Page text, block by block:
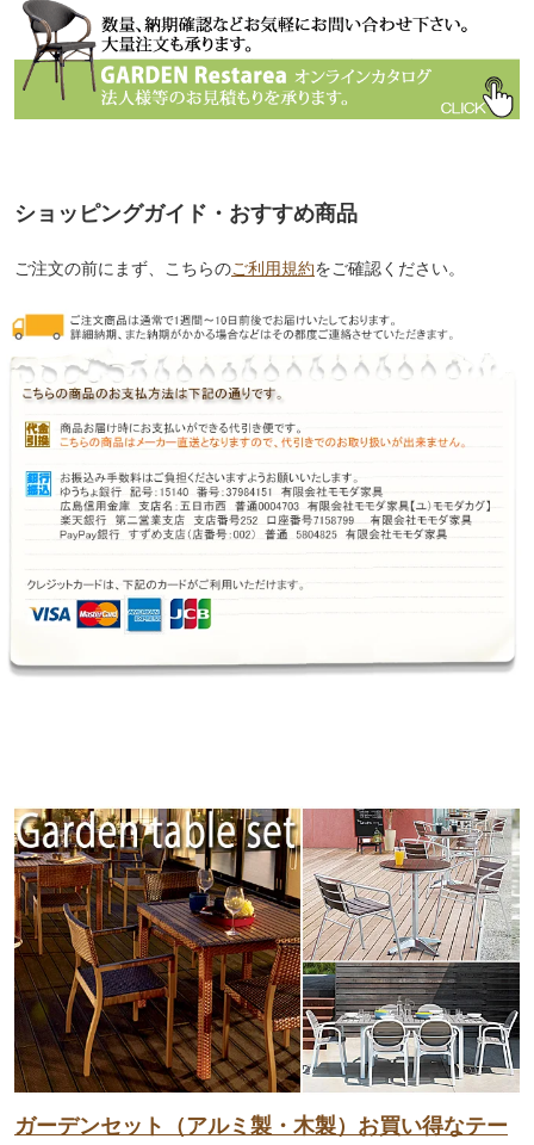
ショッピングガイド・おすすめ商品
ご注文の前にまず、こちらのご利用規約をご確認ください。
ガーデンセット（アルミ製・木製）お買い得なテー